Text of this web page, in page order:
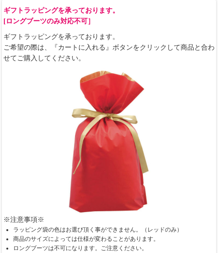
ギフトラッピングを承っております。
[ロングブーツのみ対応不可］
ギフトラッピングを承っております。
ご希望の際は、『カートに入れる』ボタンをクリックして商品と合わ
せてご購入してください。
※注意事項※
ラッピング袋の色はお選び頂く事ができません。（レッドのみ）
商品のサイズによっては仕様が変わることがあります。
ロングブーツは不可になります。ご注意ください。